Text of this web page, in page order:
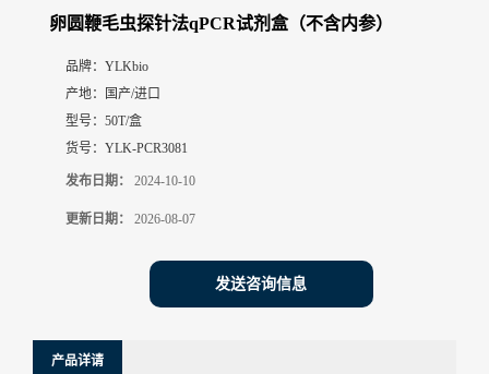
卵圆鞭毛虫探针法qPCR试剂盒（不含内参）
品牌： YLKbio
产地：
国产/进口
型号： 50T/盒
货号： YLK-PCR3081
发布日期： 2024-10-10
更新日期： 2026-08-07
发送咨询信息
产品详请